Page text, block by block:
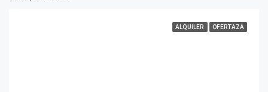
ALQUILER OFERTAZA